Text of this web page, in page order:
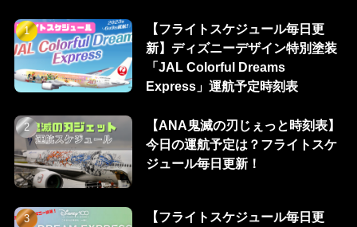
【フライトスケジュール毎日更
新】ディズニーデザイン特別塗装
「JAL Colorful Dreams
Express」運航予定時刻表
【ANA鬼滅の刃じぇっと時刻表】
今日の運航予定は？フライトスケ
ジュール毎日更新！
【フライトスケジュール毎日更